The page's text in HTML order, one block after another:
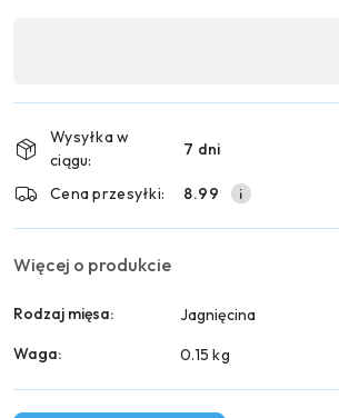
płatność
dostawa
Wysyłka w
ciągu:
7 dni
Cena przesyłki: 8.99
Więcej o produkcie
Rodzaj mięsa:
Jagnięcina
Waga:
0.15 kg